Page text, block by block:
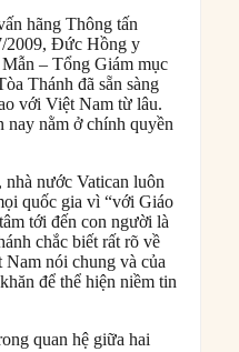
hãng Thông tấn
2009, Đức Hồng y
– Tổng Giám mục
Thánh đã sẵn sàng
với Việt Nam từ lâu.
nay nằm ở chính quyền
nước Vatican luôn
quốc gia vì “với Giáo
tới đến con người là
chắc biết rất rõ về
nói chung và của
để thể hiện niềm tin
quan hệ giữa hai